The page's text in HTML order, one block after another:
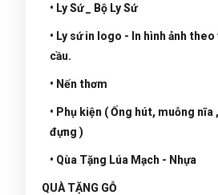
• Ly Sứ _ Bộ Ly Sứ
• Ly sứ in logo - In hình ảnh theo
cầu.
• Nến thơm
• Phụ kiện ( Ống hút, muỗng nĩa
đựng )
• Qùa Tặng Lúa Mạch - Nhựa
QUÀ TẶNG GỖ